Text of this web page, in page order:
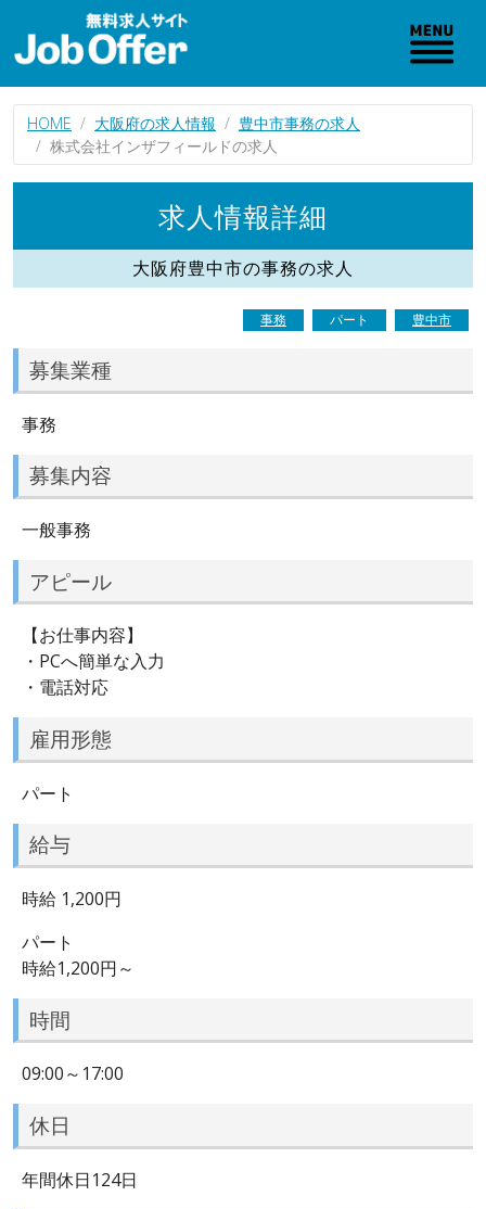
HOME 大阪府の求人情報
豊中市事務の求人
株式会社インザフィールドの求人
求人情報詳細
大阪府豊中市の事務の求人
事務 パート 豊中市
募集業種
事務
募集内容
一般事務
アピール
【お仕事内容】
・PCへ簡単な入力
・電話対応
雇用形態
パート
給与
時給 1,200円
パート
時給1,200円～
時間
09:00～17:00
休日
年間休日124日